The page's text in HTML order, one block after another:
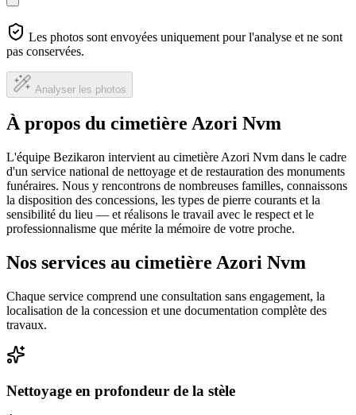
Les photos sont envoyées uniquement pour l'analyse et ne sont
pas conservées.
Analyser les photos
À propos du cimetière Azori Nvm
L'équipe Bezikaron intervient au cimetière Azori Nvm dans le cadre
d'un service national de nettoyage et de restauration des monuments
funéraires. Nous y rencontrons de nombreuses familles, connaissons
la disposition des concessions, les types de pierre courants et la
sensibilité du lieu — et réalisons le travail avec le respect et le
professionnalisme que mérite la mémoire de votre proche.
Nos services au cimetière Azori Nvm
Chaque service comprend une consultation sans engagement, la
localisation de la concession et une documentation complète des
travaux.
Nettoyage en profondeur de la stèle